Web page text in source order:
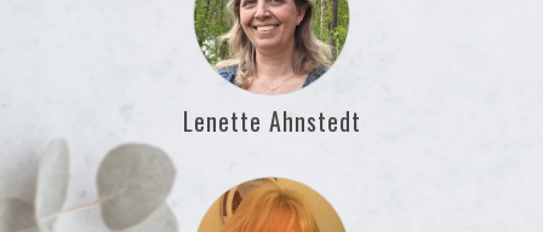
Lenette Ahnstedt